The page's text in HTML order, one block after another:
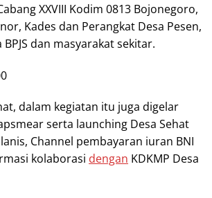
XXVIII Kodim 0813 Bojonegoro,
Kades dan Perangkat Desa Pesen,
dan masyarakat sekitar.
dalam kegiatan itu juga digelar
serta launching Desa Sehat
Channel pembayaran iuran BNI
kolaborasi dengan KDKMP Desa